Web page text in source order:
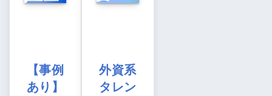
【事例
あり】
外資系
タレン